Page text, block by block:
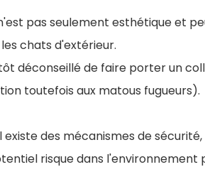
pas seulement esthétique et
chats d'extérieur.
déconseillé de faire porter un
toutefois aux matous fugueurs).
existe des mécanismes de
risque dans l'environnement